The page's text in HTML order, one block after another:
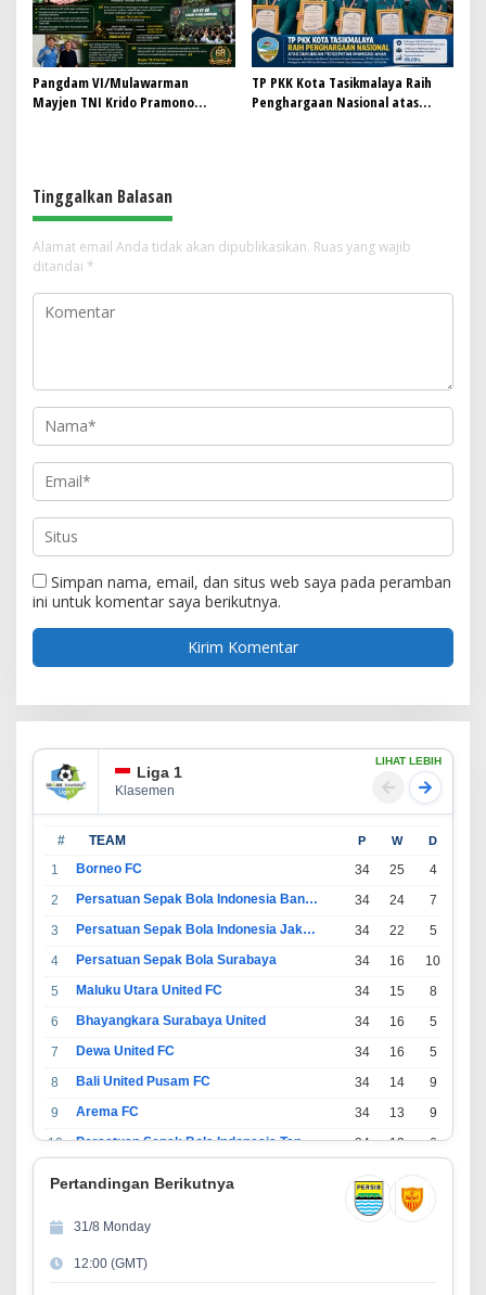
Pangdam VI/Mulawarman
Mayjen TNI Krido Pramono
TP PKK Kota Tasikmalaya Raih
Penghargaan Nasional atas
Tinggalkan Balasan
Alamat email Anda tidak akan dipublikasikan. Ruas yang wajib
ditandai *
Simpan nama, email, dan situs web saya pada peramban
ini untuk komentar saya berikutnya.
Liga 1
Klasemen
LIHAT LEBIH
# TEAM P W D
1 Borneo FC 34 25 4
2
Persatuan Sepak Bola Indonesia Bandung 34 24 7
3
Persatuan Sepak Bola Indonesia Jakarta 34 22 5
4
Persatuan Sepak Bola Surabaya 34 16 10
5
Maluku Utara United FC 34 15 8
6
Bhayangkara Surabaya United 34 16 5
7
Dewa United FC 34 16 5
8
Bali United Pusam FC 34 14 9
9
Arema FC 34 13 9
10
Persatuan Sepak Bola Indonesia Tangerang 34 13 6
34 11
13
14
Madura United FC
Pertandingan Berikutnya
31/8 Monday
12:00 (GMT)